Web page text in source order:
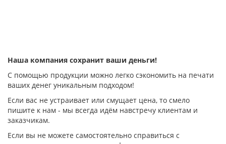
Наша компания сохранит ваши деньги!
С помощью продукции можно легко сэкономить на печати
ваших денег уникальным подходом!
Если вас не устраивает или смущает цена, то смело
пишите к нам - мы всегда идём навстречу клиентам и
заказчикам.
Если вы не можете самостоятельно справиться с